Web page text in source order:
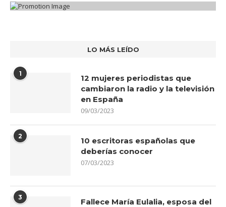
LO MÁS LEÍDO
1
12 mujeres periodistas que
cambiaron la radio y la televisión
en España
09/03/2023
2
10 escritoras españolas que
deberías conocer
07/03/2023
3
Fallece María Eulalia, esposa del